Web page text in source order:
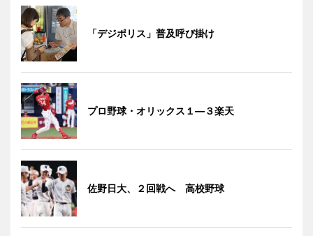
「デジポリス」普及呼び掛け
プロ野球・オリックス１―３楽天
佐野日大、２回戦へ 高校野球